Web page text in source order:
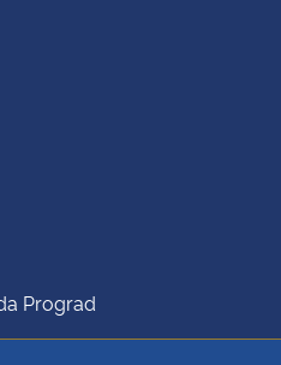
Prograd